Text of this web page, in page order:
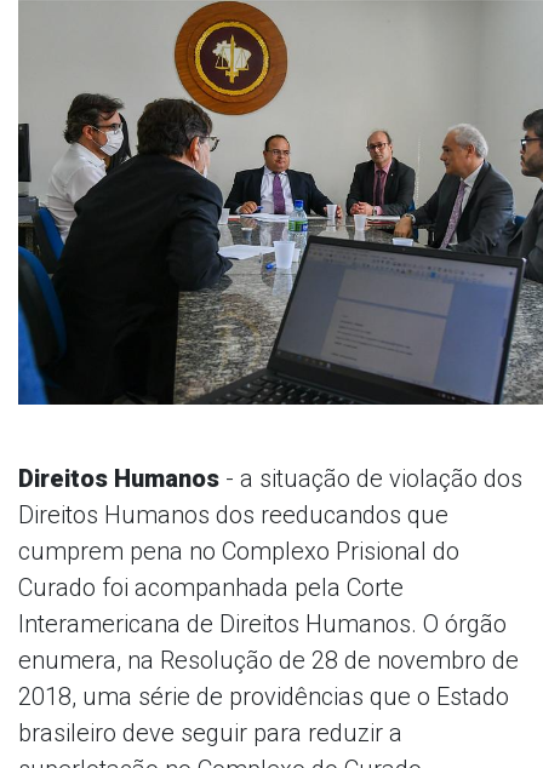
Direitos Humanos - a situação de violação dos
Direitos Humanos dos reeducandos que
cumprem pena no Complexo Prisional do
Curado foi acompanhada pela Corte
Interamericana de Direitos Humanos. O órgão
enumera, na Resolução de 28 de novembro de
2018, uma série de providências que o Estado
brasileiro deve seguir para reduzir a